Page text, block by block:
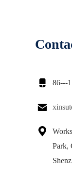
 86---


Park,